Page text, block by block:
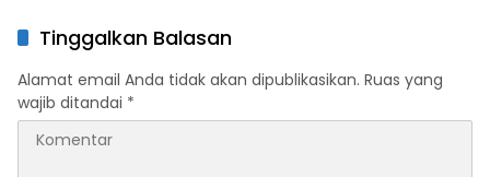
Tinggalkan Balasan
Alamat email Anda tidak akan dipublikasikan. Ruas yang
wajib ditandai *